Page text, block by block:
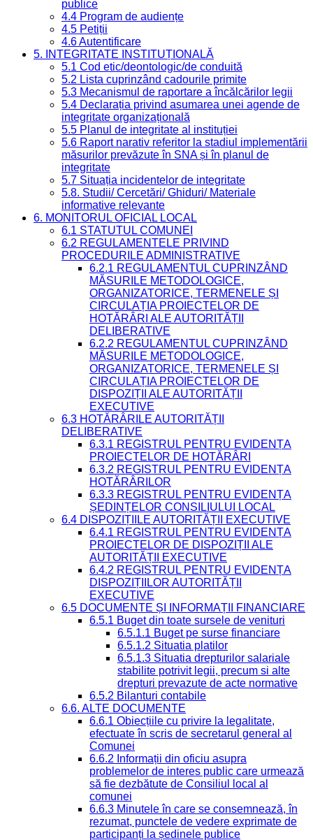
publice
4.4 Program de audiențe
4.5 Petiții
4.6 Autentificare
5. INTEGRITATE INSTITUȚIONALĂ
5.1 Cod etic/deontologic/de conduită
5.2 Lista cuprinzând cadourile primite
5.3 Mecanismul de raportare a încălcărilor legii
5.4 Declarația privind asumarea unei agende de
integritate organizațională
5.5 Planul de integritate al instituției
5.6 Raport narativ referitor la stadiul implementării
măsurilor prevăzute în SNA și în planul de
integritate
5.7 Situația incidentelor de integritate
5.8. Studii/ Cercetări/ Ghiduri/ Materiale
informative relevante
6. MONITORUL OFICIAL LOCAL
6.1 STATUTUL COMUNEI
6.2 REGULAMENTELE PRIVIND
PROCEDURILE ADMINISTRATIVE
6.2.1 REGULAMENTUL CUPRINZÂND
MĂSURILE METODOLOGICE,
ORGANIZATORICE, TERMENELE ȘI
CIRCULAȚIA PROIECTELOR DE
HOTĂRÂRI ALE AUTORITĂȚII
DELIBERATIVE
6.2.2 REGULAMENTUL CUPRINZÂND
MĂSURILE METODOLOGICE,
ORGANIZATORICE, TERMENELE ȘI
CIRCULAȚIA PROIECTELOR DE
DISPOZIȚII ALE AUTORITĂȚII
EXECUTIVE
6.3 HOTĂRÂRILE AUTORITĂȚII
DELIBERATIVE
6.3.1 REGISTRUL PENTRU EVIDENȚA
PROIECTELOR DE HOTĂRÂRI
6.3.2 REGISTRUL PENTRU EVIDENȚA
HOTĂRÂRILOR
6.3.3 REGISTRUL PENTRU EVIDENȚA
ȘEDINȚELOR CONSILIULUI LOCAL
6.4 DISPOZIȚIILE AUTORITĂȚII EXECUTIVE
6.4.1 REGISTRUL PENTRU EVIDENȚA
PROIECTELOR DE DISPOZIȚII ALE
AUTORITĂȚII EXECUTIVE
6.4.2 REGISTRUL PENTRU EVIDENȚA
DISPOZIȚIILOR AUTORITĂȚII
EXECUTIVE
6.5 DOCUMENTE ȘI INFORMAȚII FINANCIARE
6.5.1 Buget din toate sursele de venituri
6.5.1.1 Buget pe surse financiare
6.5.1.2 Situatia platilor
6.5.1.3 Situatia drepturilor salariale
stabilite potrivit legii, precum si alte
drepturi prevazute de acte normative
6.5.2 Bilanturi contabile
6.6. ALTE DOCUMENTE
6.6.1 Obiecțiile cu privire la legalitate,
efectuate în scris de secretarul general al
Comunei
6.6.2 Informații din oficiu asupra
problemelor de interes public care urmează
să fie dezbătute de Consiliul local al
comunei
6.6.3 Minutele în care se consemnează, în
rezumat, punctele de vedere exprimate de
participanți la ședinele publice